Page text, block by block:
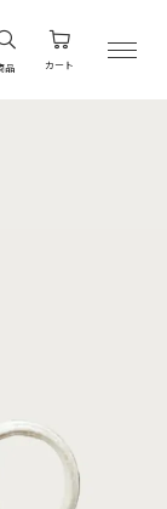
品 カート